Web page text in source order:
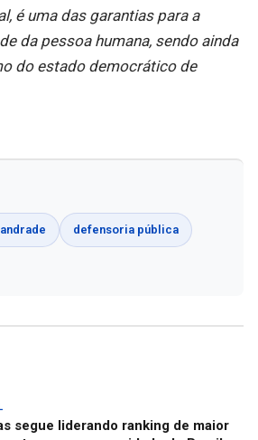
é uma das garantias para a
da pessoa humana, sendo ainda
do estado democrático de
defensoria pública
segue liderando ranking de maior